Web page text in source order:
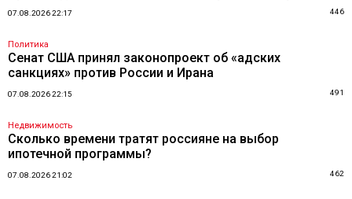
07.08.2026 22:17 446
Политика
Сенат США принял законопроект об «адских
санкциях» против России и Ирана
07.08.2026 22:15 491
Недвижимость
Сколько времени тратят россияне на выбор
ипотечной программы?
07.08.2026 21:02 462